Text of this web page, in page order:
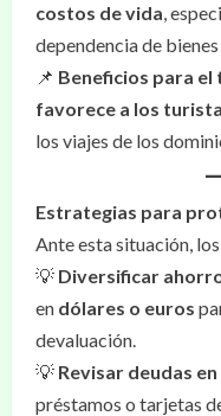
costos de vida,
dependencia de
📌 Beneficios para el
favorece a los
los viajes de los
Estrategias para
Ante esta situación,
💡 Diversificar
en dólares o euros
devaluación.
💡 Revisar deudas
préstamos o tarjetas